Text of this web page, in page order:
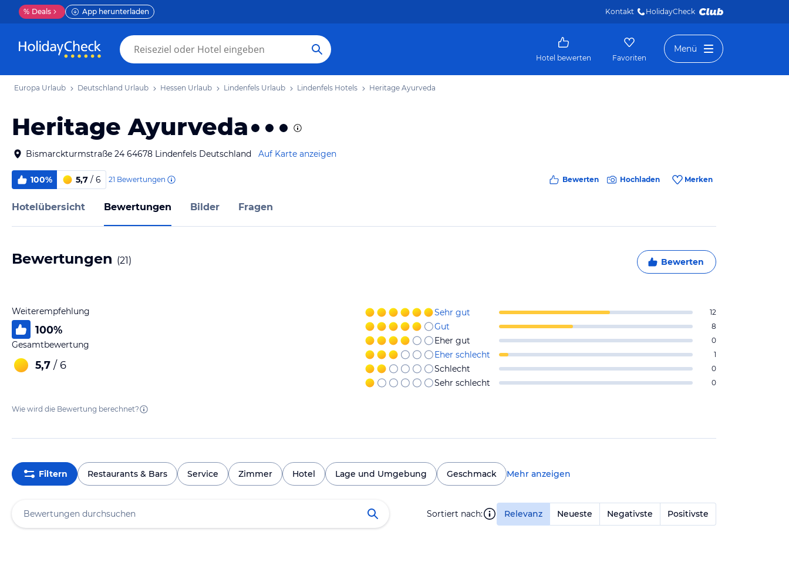
% Deals App herunterladen Kontakt HolidayCheck
Hotel bewerten Favoriten
Menü
Europa Urlaub Deutschland Urlaub Hessen Urlaub Lindenfels Urlaub Lindenfels Hotels Heritage Ayurveda
Heritage Ayurveda
Bismarckturmstraße 24 64678 Lindenfels Deutschland Auf Karte anzeigen
100% 5,7 / 6 21 Bewertungen Bewerten Hochladen Merken
Hotelübersicht Bewertungen Bilder Fragen
Bewertungen (21) Bewerten
Weiterempfehlung
100%
Gesamtbewertung
5,7 / 6
Sehr gut 12
Gut 8
Eher gut 0
Eher schlecht 1
Schlecht 0
Sehr schlecht 0
Wie wird die Bewertung berechnet?
Filtern Restaurants & Bars Service Zimmer Hotel Lage und Umgebung Geschmack Mehr anzeigen
Sortiert nach: Relevanz Neueste Negativste Positivste